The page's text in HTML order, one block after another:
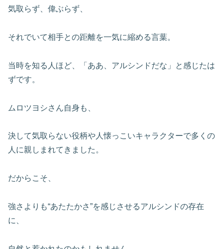
気取らず、偉ぶらず、
それでいて相手との距離を一気に縮める言葉。
当時を知る人ほど、「ああ、アルシンドだな」と感じたは
ずです。
ムロツヨシさん自身も、
決して気取らない役柄や人懐っこいキャラクターで多くの
人に親しまれてきました。
だからこそ、
強さよりも“あたたかさ”を感じさせるアルシンドの存在
に、